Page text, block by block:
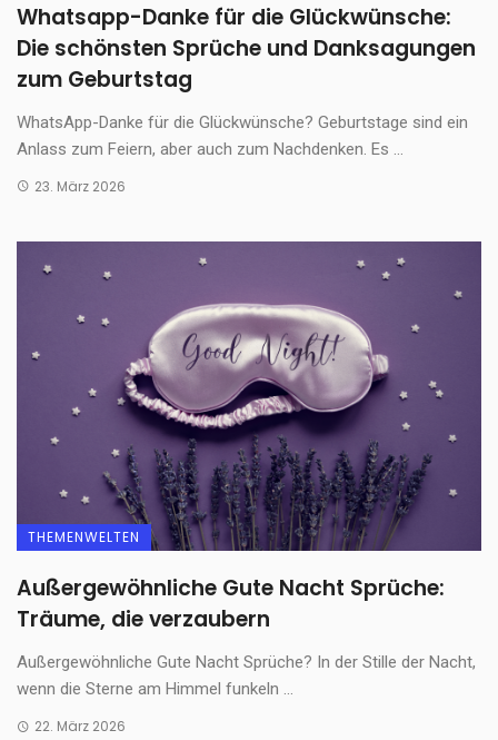
Whatsapp-Danke für die Glückwünsche:
Die schönsten Sprüche und Danksagungen
zum Geburtstag
WhatsApp-Danke für die Glückwünsche? Geburtstage sind ein
Anlass zum Feiern, aber auch zum Nachdenken. Es ...
23. März 2026
THEMENWELTEN
Außergewöhnliche Gute Nacht Sprüche:
Träume, die verzaubern
Außergewöhnliche Gute Nacht Sprüche? In der Stille der Nacht,
wenn die Sterne am Himmel funkeln ...
22. März 2026